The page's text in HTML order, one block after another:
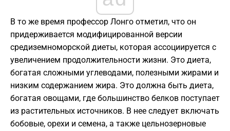
В то же время профессор Лонго отметил, что он
придерживается модифицированной версии
средиземноморской диеты, которая ассоциируется с
увеличением продолжительности жизни. Это диета,
богатая сложными углеводами, полезными жирами и
низким содержанием жира. Это должна быть диета,
богатая овощами, где большинство белков поступает
из растительных источников. В нее следует включать
бобовые, орехи и семена, а также цельнозерновые